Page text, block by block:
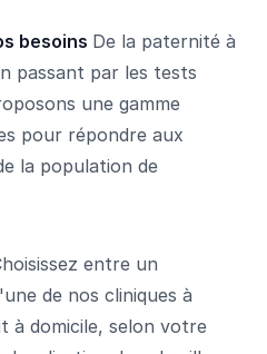
besoins De la paternité à
passant par les tests
une gamme
pour répondre aux
la population de
entre un
de nos cliniques à
à domicile, selon votre